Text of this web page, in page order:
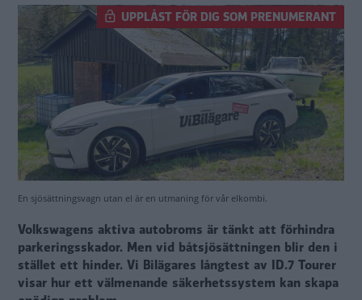
UPPLÅST FÖR DIG SOM PRENUMERANT
En sjösättningsvagn utan el är en utmaning för vår elkombi.
Volkswagens aktiva autobroms är tänkt att förhindra
parkeringsskador. Men vid båtsjösättningen blir den i
stället ett hinder. Vi Bilägares långtest av ID.7 Tourer
visar hur ett välmenande säkerhetssystem kan skapa